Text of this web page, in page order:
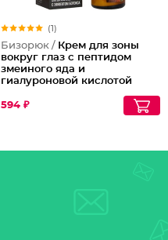
(1)
Бизорюк / Крем для зоны
вокруг глаз с пептидом
змеиного яда и
гиалуроновой кислотой
594 ₽